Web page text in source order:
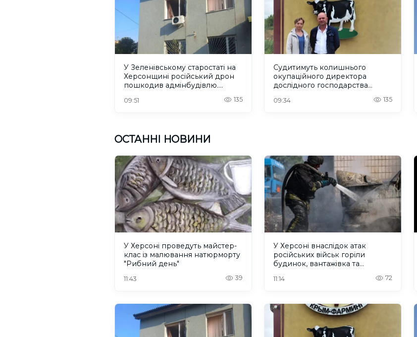
У Зеленівському старостаті на
Херсонщині російський дрон
пошкодив адмінбудівлю.
09:51 135
Судитимуть колишнього
окупаційного директора
дослідного господарства
09:34 135
ОСТАННІ НОВИНИ
У Херсоні проведуть майстер-
клас із малювання натюрморту
"Рибний день"
11:43 39
У Херсоні внаслідок атак
російських військ горіли
будинок, вантажівка та
11:14 72